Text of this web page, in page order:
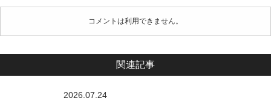
コメントは利用できません。
関連記事
2026.07.24